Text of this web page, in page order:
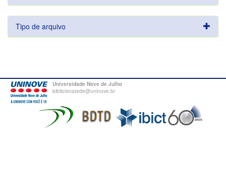
Tipo de arquivo
Universidade Nove de Julho
bibliotecatede@uninove.br